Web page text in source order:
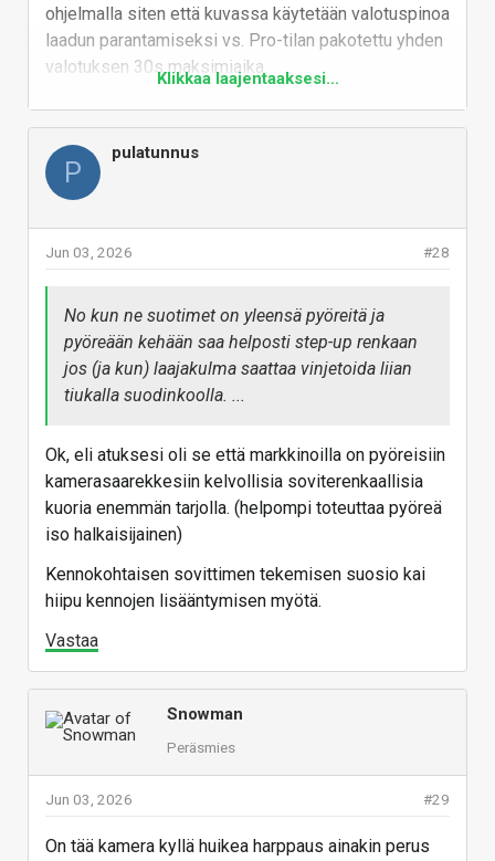
ohjelmalla siten että kuvassa käytetään valotuspinoa
laadun parantamiseksi vs. Pro-tilan pakotettu yhden
valotuksen 30s maksimiaika.
Polarisaattori taas on suotimista ainoa, millä voi
mitä tahansa kuvaa parantaa valokuvamielessä
teknisesti vaikka se olisi kuinka metsiin sommiteltu
tai aiheeltaan tylsä. Kiinalaisissa koteloissa noita
halvalla ja kotoa löytyy 3D-tulostin, niin riittää
yksinkertainen muovilieriö mikä painetaan vaan kiinni
kamerakehälle ja toiseen päähän painetaan pyöreä
suodin. Jos lieriön sisähalkaisija on sopivan tiukka,
designiin, niin sisähalkaisijan voi jäättää löysäksi ja
pistää sisäpinnalle vaikka mustaa heijastamatonta
kangashuopaa teippipohjalla. Silloin se ei naarmuta
sitä kehääkään ja ei vuoda valoa ND-suotimilla.
Kuitenkin näillä joku saattaa kuvata vaikka tällaisia
kuvia. Tämä on Huawei P20 Prolla, jossa omassa
suodintelineessä kiinni pola + 850nm IR-
+ manuaalinen 30sek.
Vastaa
Klikkaa laajentaaksesi...
P
pulatunnus
#28
Jun 03, 2026
No kun ne suotimet on yleensä pyöreitä ja
pyöreään kehään saa helposti step-up renkaan
jos (ja kun) laajakulma saattaa vinjetoida liian
tiukalla suodinkoolla. ...
Ok, eli atuksesi oli se että markkinoilla on pyöreisiin
kamerasaarekkesiin kelvollisia soviterenkaallisia
kuoria enemmän tarjolla. (helpompi toteuttaa pyöreä
iso halkaisijainen)
Kennokohtaisen sovittimen tekemisen suosio kai
hiipu kennojen lisääntymisen myötä.
Vastaa
Snowman
Peräsmies
#29
Jun 03, 2026
On tää kamera kyllä huikea harppaus ainakin perus